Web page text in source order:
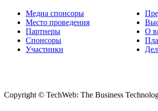
Медиа спонсоры
Место проведения
Партнеры
Спонсоры
Участники
О
Copyright © TechWeb: The Business